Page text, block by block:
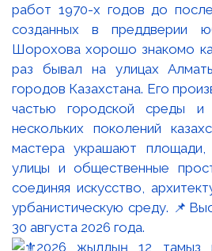
работ 1970-х годов до
созданных в преддверии
Шорохова хорошо знакомо
раз бывал на улицах
городов Казахстана. Его
частью городской среды и
нескольких поколений
мастера украшают площади,
улицы и общественные
соединяя искусство,
урбанистическую среду.
30 августа 2026 года.